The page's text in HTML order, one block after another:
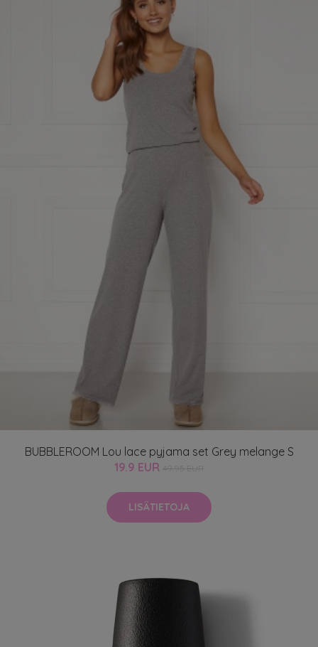
BUBBLEROOM Lou lace pyjama set Grey melange S
19.9 EUR
LISÄTIETOJA